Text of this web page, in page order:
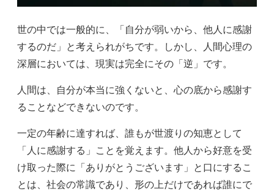
世の中では一般的に、「自分が弱いから、他人に感謝
するのだ」と考えられがちです。しかし、人間心理の
深層においては、現実は完全にその「逆」です。
人間は、自分が本当に強くないと、心の底から感謝す
ることなどできないのです。
一定の年齢に達すれば、誰もが世渡りの知恵として
「人に感謝する」ことを覚えます。他人から好意を受
け取った際に「ありがとうございます」と口にするこ
とは、社会の常識であり、形の上だけであれば誰にで